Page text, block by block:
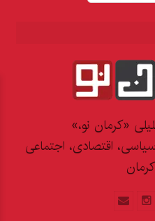
«کرمان نو،»
اقتصادی، اجتماعی